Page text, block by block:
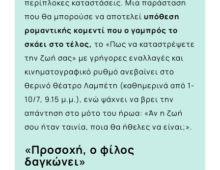
περίπλοκες καταστάσεις. Μια παράσταση
που θα μπορούσε να αποτελεί υπόθεση
ρομαντικής κομεντί που ο γαμπρός το
σκάει στο τέλος, το «Πως να καταστρέψετε
την ζωή σας» με γρήγορες εναλλαγές και
κινηματογραφικό ρυθμό ανεβαίνει στο
θερινό θέατρο Λαμπέτη (καθημερινά από 1-
10/7, 9.15 μ.μ.), ενώ ψάχνει να βρει την
απάντηση στο μότο του ήρωα: «Άν η ζωή
σου ήταν ταινία, ποια θα ήθελες να είναι;».
«Προσοχή, ο φίλος
δαγκώνει»